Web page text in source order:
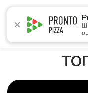
в
Акції Піца